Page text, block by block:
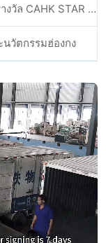
ขอแสดงความยินดีกับ eSign.AI ที่ได้รับรางวัล CAHK STAR Award 2025
วัตกรรมฮ่องกง